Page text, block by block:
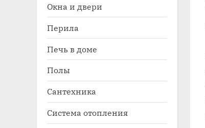
Окна и двери
Перила
Печь в доме
Полы
Сантехника
Система отопления